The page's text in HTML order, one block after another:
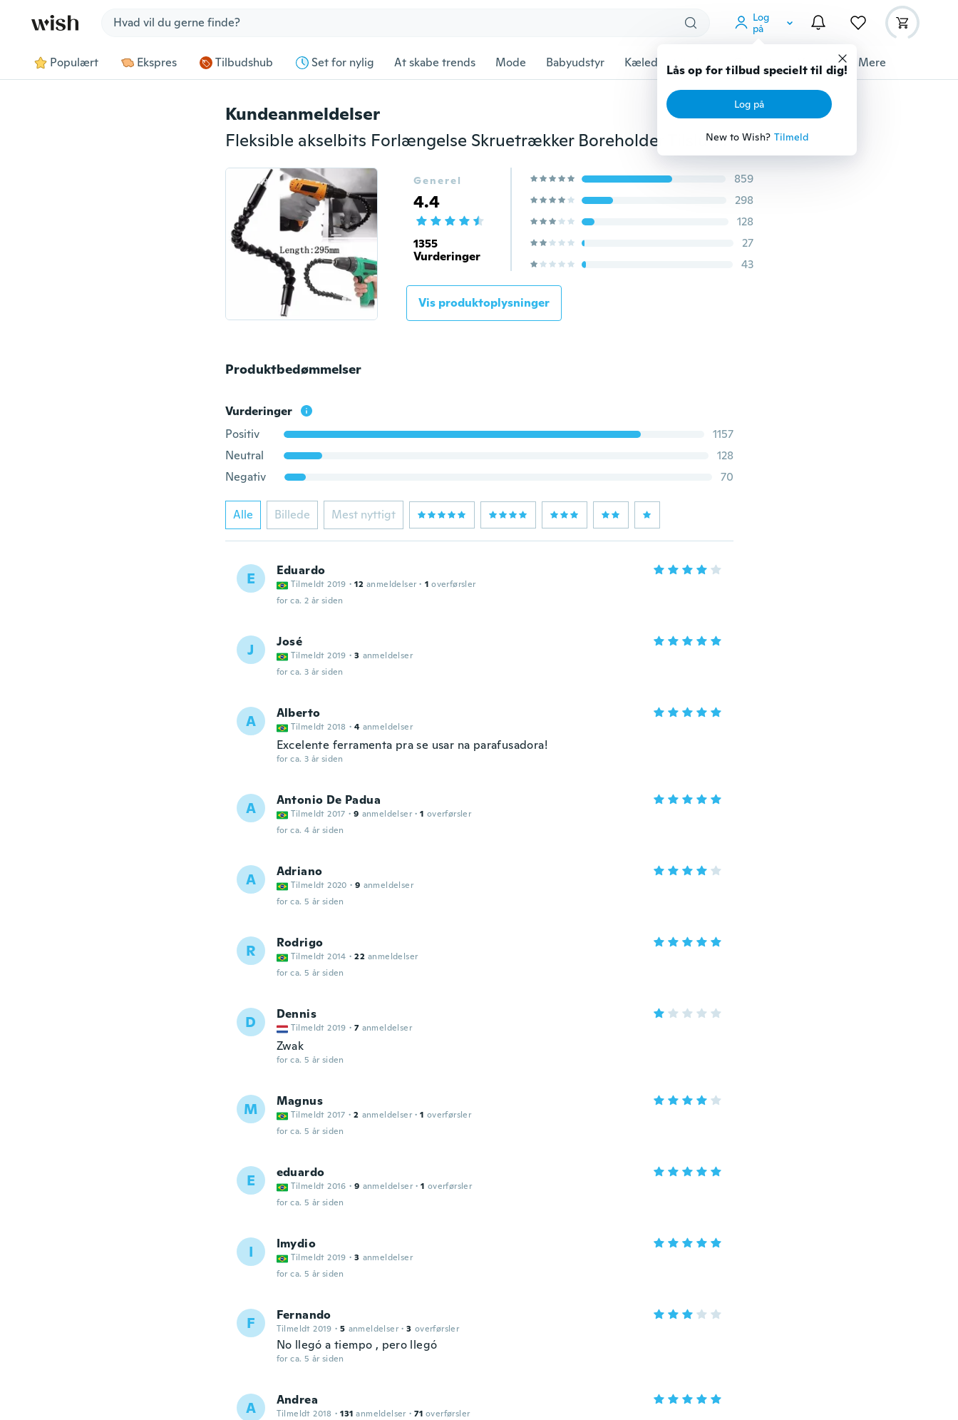
Log
på
Lås op for tilbud specielt til dig!
Log på
New to Wish? Tilmeld
Populært Ekspres Tilbudshub Set for nylig At skabe trends Mode Babyudstyr Kæledyrstilbehør Gadgets Værktøj Mere
Kundeanmeldelser
Fleksible akselbits Forlængelse Skruetrækker Boreholder Tilslutningsled
Generel
4.4
1355
Vurderinger
859
298
128
27
43
Vis produktoplysninger
Produktbedømmelser
Vurderinger
Positiv
1157
Neutral
128
Negativ
70
Alle Billede Mest nyttigt
E Eduardo
Tilmeldt 2019 · 12 anmeldelser · 1 overførsler
for ca. 2 år siden
J José
Tilmeldt 2019 · 3 anmeldelser
for ca. 3 år siden
A Alberto
Tilmeldt 2018 · 4 anmeldelser
Excelente ferramenta pra se usar na parafusadora!
for ca. 3 år siden
A Antonio De Padua
Tilmeldt 2017 · 9 anmeldelser · 1 overførsler
for ca. 4 år siden
A Adriano
Tilmeldt 2020 · 9 anmeldelser
for ca. 5 år siden
R Rodrigo
Tilmeldt 2014 · 22 anmeldelser
for ca. 5 år siden
D Dennis
Tilmeldt 2019 · 7 anmeldelser
Zwak
for ca. 5 år siden
M Magnus
Tilmeldt 2017 · 2 anmeldelser · 1 overførsler
for ca. 5 år siden
E eduardo
Tilmeldt 2016 · 9 anmeldelser · 1 overførsler
for ca. 5 år siden
I Imydio
Tilmeldt 2019 · 3 anmeldelser
for ca. 5 år siden
F Fernando
Tilmeldt 2019 · 5 anmeldelser · 3 overførsler
No llegó a tiempo , pero llegó
for ca. 5 år siden
A Andrea
Tilmeldt 2018 · 131 anmeldelser · 71 overførsler